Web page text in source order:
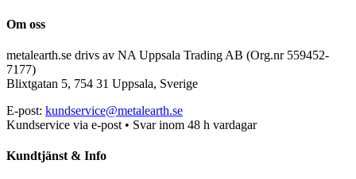
Om oss
metalearth.se drivs av NA Uppsala Trading AB (Org.nr 559452-
7177)
Blixtgatan 5, 754 31 Uppsala, Sverige
E-post: kundservice@metalearth.se
Kundservice via e-post • Svar inom 48 h vardagar
Kundtjänst & Info